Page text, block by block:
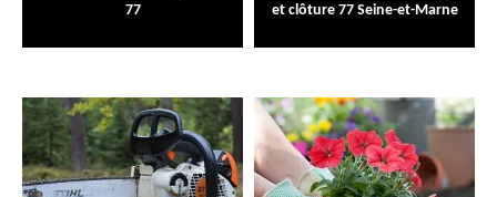
77
et clôture 77 Seine-et-Marne